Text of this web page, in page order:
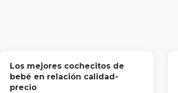
Los mejores cochecitos de
bebé en relación calidad-
precio